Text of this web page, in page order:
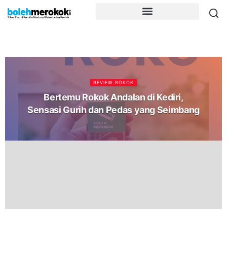
REVIEW ROKOK
Bertemu Rokok Andalan di Kediri,
Sensasi Gurih dan Pedas yang Seimbang